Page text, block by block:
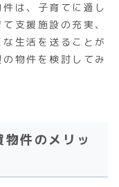
は、子育てに適し
支援施設の充実、
生活を送ることが
物件を検討してみ
件のメリッ